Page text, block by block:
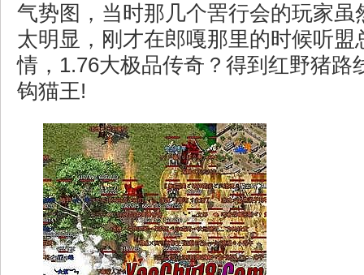
气势图，当时那几个罟行会的玩家虽
太明显，刚才在郎嘎那里的时候听盟
情，1.76大极品传奇？得到红野猪路
钩猫王!